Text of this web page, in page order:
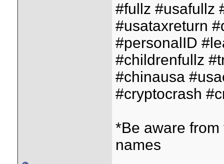
#fullz #usafullz
#usataxreturn
#personalID
#childrenfullz
#chinausa
#cryptocrash
*Be aware
names